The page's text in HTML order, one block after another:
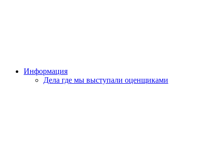
Информация
Дела где мы выступали оценщиками